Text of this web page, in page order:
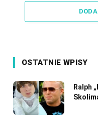
OSTATNIE WPISY
Ralph